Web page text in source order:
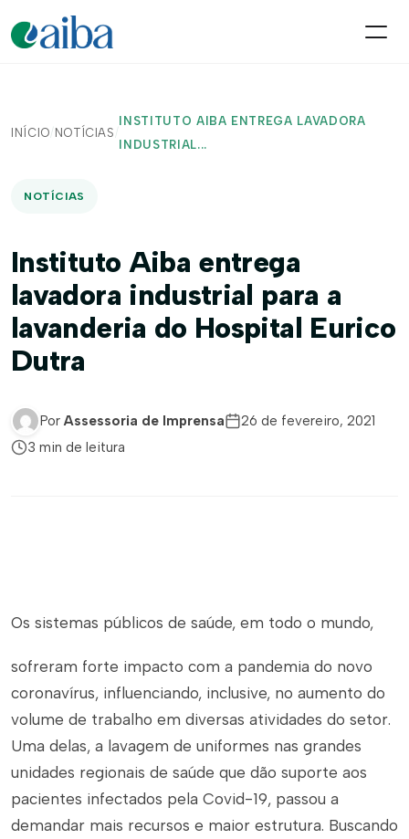
INÍCIO/ NOTÍCIAS /
INSTITUTO AIBA ENTREGA LAVADORA
INDUSTRIAL...
NOTÍCIAS
Instituto Aiba entrega
lavadora industrial para a
lavanderia do Hospital Eurico
Dutra
Por Assessoria de Imprensa
26 de fevereiro, 2021
3 min de leitura
Os sistemas públicos de saúde, em todo o mundo,
sofreram forte impacto com a pandemia do novo
coronavírus, influenciando, inclusive, no aumento do
volume de trabalho em diversas atividades do setor.
Uma delas, a lavagem de uniformes nas grandes
unidades regionais de saúde que dão suporte aos
pacientes infectados pela Covid-19, passou a
demandar mais recursos e maior estrutura. Buscando